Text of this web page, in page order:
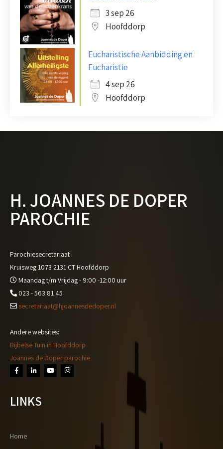
3 sep 26
Hoofddorp
Eucharistische Aanbidding en
Eucharistie
4 sep 26
Hoofddorp
H. JOANNES DE DOPER
PAROCHIE
Parochiesecretariaat
Kruisweg 1073 2131 CT Hoofddorp
Maandag t/m Vrijdag - 9:00 -12:00 uur
023 - 563 81 45
secretariaat@hjoannesdedoper.nl
Andere websites:
Bijbelse Tuin in Hoofddorp
Joannes de Doper parochie
LINKS
Home